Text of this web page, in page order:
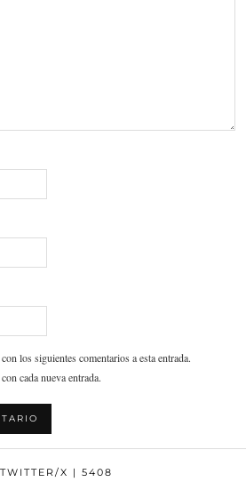
los siguientes comentarios a esta entrada.
cada nueva entrada.
TWITTER/X | 5408